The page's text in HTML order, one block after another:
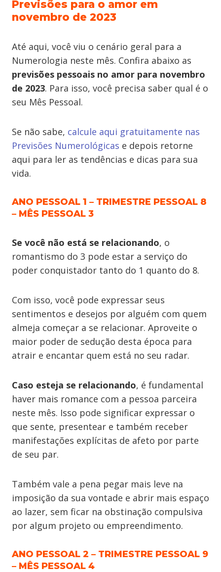
Previsões para o amor em
novembro de 2023
Até aqui, você viu o cenário geral para a
Numerologia neste mês. Confira abaixo as
previsões pessoais no amor para novembro
de 2023. Para isso, você precisa saber qual é o
seu Mês Pessoal.
Se não sabe, calcule aqui gratuitamente nas
Previsões Numerológicas e depois retorne
aqui para ler as tendências e dicas para sua
vida.
ANO PESSOAL 1 – TRIMESTRE PESSOAL 8
– MÊS PESSOAL 3
Se você não está se relacionando, o
romantismo do 3 pode estar a serviço do
poder conquistador tanto do 1 quanto do 8.
Com isso, você pode expressar seus
sentimentos e desejos por alguém com quem
almeja começar a se relacionar. Aproveite o
maior poder de sedução desta época para
atrair e encantar quem está no seu radar.
Caso esteja se relacionando, é fundamental
haver mais romance com a pessoa parceira
neste mês. Isso pode significar expressar o
que sente, presentear e também receber
manifestações explícitas de afeto por parte
de seu par.
Também vale a pena pegar mais leve na
imposição da sua vontade e abrir mais espaço
ao lazer, sem ficar na obstinação compulsiva
por algum projeto ou empreendimento.
ANO PESSOAL 2 – TRIMESTRE PESSOAL 9
– MÊS PESSOAL 4